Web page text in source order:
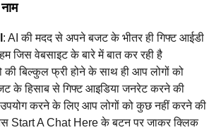
: AI की मदद से अपने बजट के भीतर ही गिफ्ट आईडी
जिस वेबसाइट के बारे में बात कर रही है
बिल्कुल फ्री होने के साथ ही आप लोगों को
के हिसाब से गिफ्ट आइडिया जनरेट करने की
उपयोग करने के लिए आप लोगों को कुछ नहीं करने की
Start A Chat Here के बटन पर जाकर क्लिक